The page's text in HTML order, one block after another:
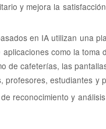
y mejora la
en IA utilizan una
como la
de cafeterías, las
estudiantes y
reconocimiento y